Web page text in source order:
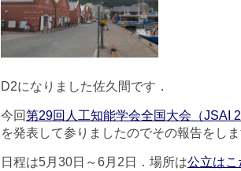
D2になりました佐久間です．
今回第29回人工知能学会全国大会（JSAI
を発表して参りましたのでその報告をし
日程は5月30日～6月2日．場所は公立は